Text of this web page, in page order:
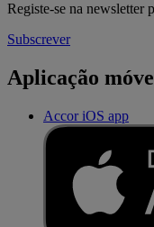
Registe-se na newsletter
Subscrever
Aplicação
Accor iOS app